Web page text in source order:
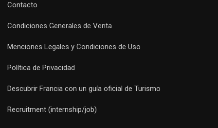
Contacto
Condiciones Generales de Venta
Menciones Legales y Condiciones de Uso
Política de Privacidad
Descubrir Francia con un guía oficial de Turismo
Recruitment (internship/job)